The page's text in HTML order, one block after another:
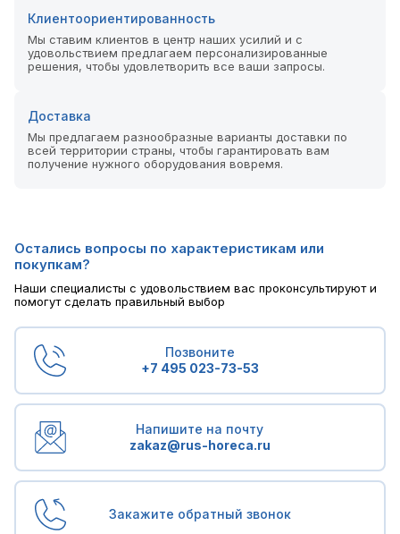
Клиентоориентированность
Мы ставим клиентов в центр наших усилий и с
удовольствием предлагаем персонализированные
решения, чтобы удовлетворить все ваши запросы.
Доставка
Мы предлагаем разнообразные варианты доставки по
всей территории страны, чтобы гарантировать вам
получение нужного оборудования вовремя.
Остались вопросы по характеристикам или
покупкам?
Наши специалисты с удовольствием вас проконсультируют и
помогут сделать правильный выбор
Позвоните
+7 495 023-73-53
Напишите на почту
zakaz@rus-horeca.ru
Закажите обратный звонок